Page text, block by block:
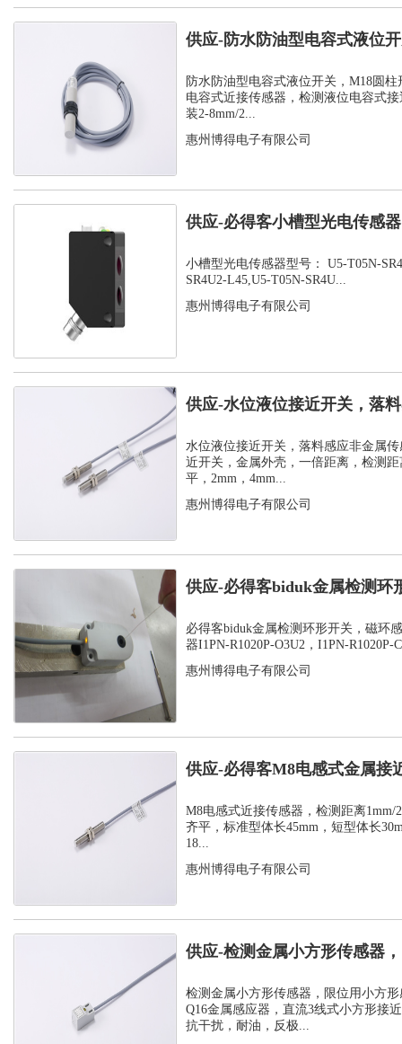
供应-防水防油型电容式液位
C1PF- M...
防水防油型电容式液位开关，M18圆柱
电容式近接传感器，检测液位电容式
装2-8mm/2...
惠州博得电子有限公司
供应-必得客小槽型光电传感
SR...
小槽型光电传感器型号： U5-T05N-
SR4U2-L45,U5-T05N-SR4U...
惠州博得电子有限公司
供应-水位液位接近开关，落
感器
水位液位接近开关，落料感应非金属
近开关，金属外壳，一倍距离，检测距
平，2mm，4mm...
惠州博得电子有限公司
供应-必得客biduk金属检测环
感应器...
必得客biduk金属检测环形开关，磁环
器I1PN-R1020P-O3U2，I1PN-R1020P-
惠州博得电子有限公司
供应-必得客M8电感式金属接
式安装检测...
M8电感式近接传感器，检测距离1mm/
齐平，标准型体长45mm，短型体长
18...
惠州博得电子有限公司
供应-检测金属小方形传感器
感应器
检测金属小方形传感器，限位用小方
Q16金属感应器，直流3线式小方形接
抗干扰，耐油，反极...